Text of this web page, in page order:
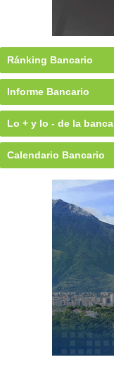
Ránking Bancario
Informe Bancario
Lo + y lo - de la banca
Calendario Bancario